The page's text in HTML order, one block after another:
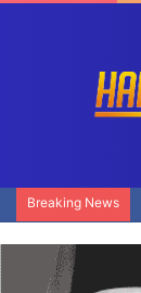
Breaking News